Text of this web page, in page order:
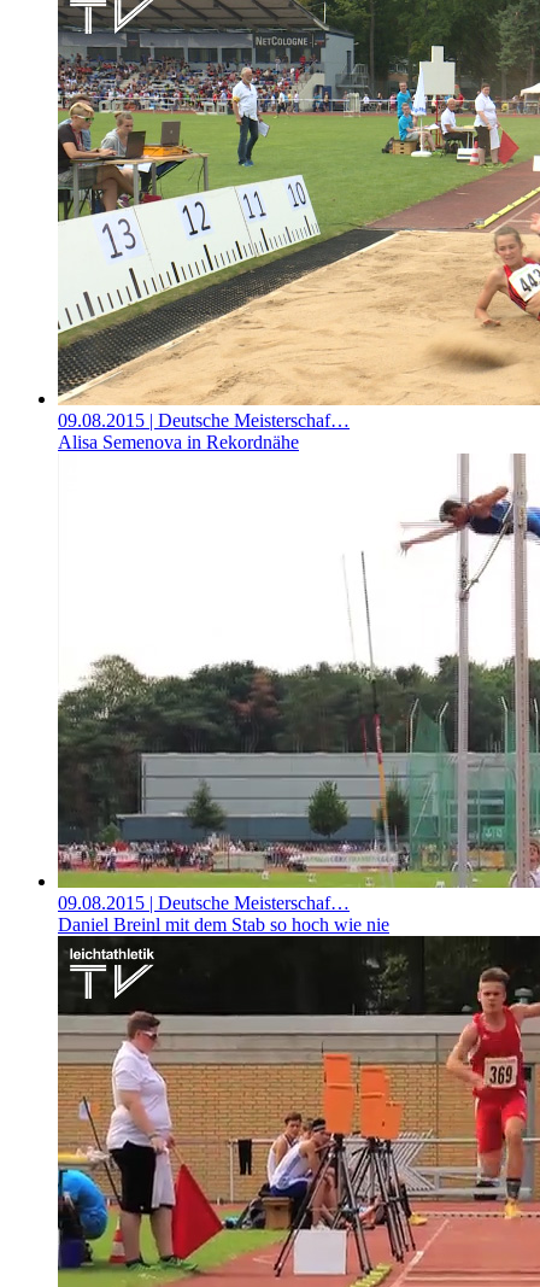
09.08.2015 | Deutsche Meisterschaf…
Alisa Semenova in Rekordnähe
09.08.2015 | Deutsche Meisterschaf…
Daniel Breinl mit dem Stab so hoch wie nie